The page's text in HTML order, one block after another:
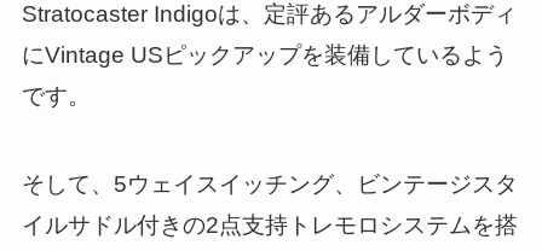
Stratocaster Indigoは、定評あるアルダーボディ
にVintage USピックアップを装備しているよう
です。
そして、5ウェイスイッチング、ビンテージスタ
イルサドル付きの2点支持トレモロシステムを搭